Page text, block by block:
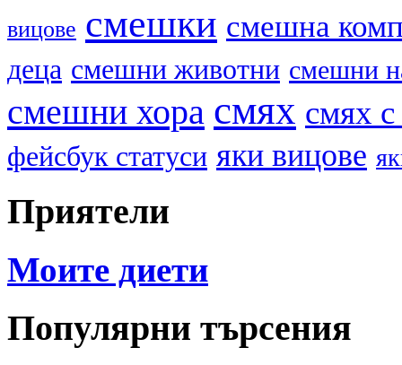
вицове смешки смешна
деца смешни животни смешни
смешни хора смях смях
фейсбук статуси яки вицове
Приятели
Моите диети
Популярни търсения